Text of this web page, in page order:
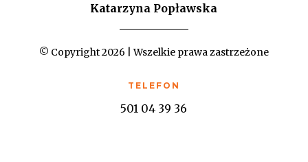
Katarzyna Popławska
© Copyright 2026 | Wszelkie prawa zastrzeżone
TELEFON
501 04 39 36